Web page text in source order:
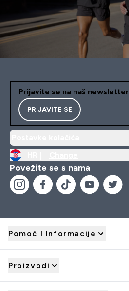
Prijavite se na naš newsletter
PRIJAVITE SE
Povežite se s nama
Pomoć I Informacije
Proizvodi